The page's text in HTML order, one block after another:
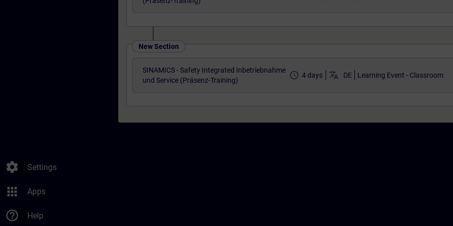
settings Settings
apps Apps
help_outline Help
New Section
SINAMICS - Safety Integrated Inbetriebnahme
und Service (Präsenz-Training)
access_time 4 days translate DE Learning Event - Classroom